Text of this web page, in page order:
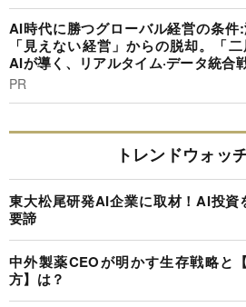
AI時代に勝つグローバル経営の条件
「見えない経営」からの脱却。「
AIが導く、リアルタイム·データ統合
PR
トレンドウォッ
東大松尾研発AI企業に取材！AI投資
要諦
中外製薬CEOが明かす生存戦略と
方】は？